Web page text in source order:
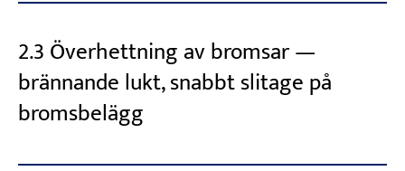
2.3 Överhettning av bromsar —
brännande lukt, snabbt slitage på
bromsbelägg